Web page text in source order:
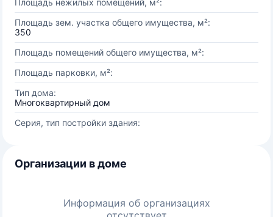
Площадь нежилых помещений, м²:
Площадь зем. участка общего имущества, м²:
350
Площадь помещений общего имущества, м²:
Площадь парковки, м²:
Тип дома:
Многоквартирный дом
Серия, тип постройки здания:
Организации в доме
Информация об организациях